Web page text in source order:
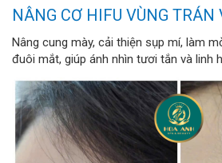
NÂNG CƠ HIFU VÙNG TRÁN
Nâng cung mày, cải thiện sụp mí, làm
đuôi mắt, giúp ánh nhìn tươi tắn và linh